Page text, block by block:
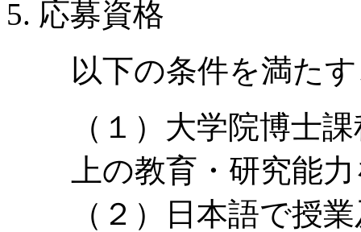
応募資格
以下の条件を満た
（１）大学院博士
上の教育・研究能
（２）日本語で授